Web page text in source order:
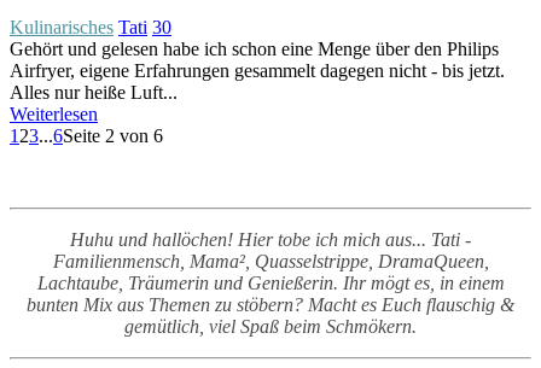
Kulinarisches Tati 30
Gehört und gelesen habe ich schon eine Menge über den Philips
Airfryer, eigene Erfahrungen gesammelt dagegen nicht - bis jetzt.
Alles nur heiße Luft...
Weiterlesen
1 23...6Seite 2 von 6
Huhu und hallöchen! Hier tobe ich mich aus... Tati -
Familienmensch, Mama², Quasselstrippe, DramaQueen,
Lachtaube, Träumerin und Genießerin. Ihr mögt es, in einem
bunten Mix aus Themen zu stöbern? Macht es Euch flauschig &
gemütlich, viel Spaß beim Schmökern.